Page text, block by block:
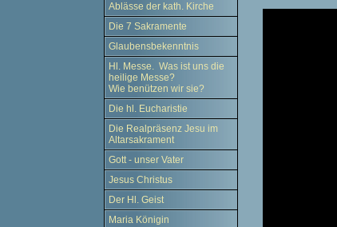
Ablässe der kath. Kirche
Die 7 Sakramente
Glaubensbekenntnis
Hl. Messe. Was ist uns die
heilige Messe?
Wie benützen wir sie?
Die hl. Eucharistie
Die Realpräsenz Jesu im
Altarsakrament
Gott - unser Vater
Jesus Christus
Der Hl. Geist
Maria Königin